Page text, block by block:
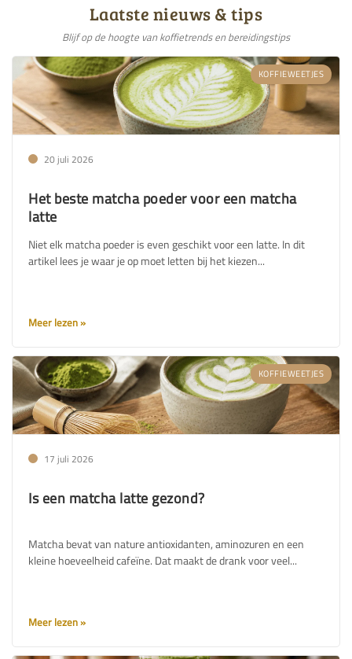
Laatste nieuws & tips
Blijf op de hoogte van koffietrends en bereidingstips
KOFFIEWEETJES
20 juli 2026
Het beste matcha poeder voor een matcha
latte
Niet elk matcha poeder is even geschikt voor een latte. In dit
artikel lees je waar je op moet letten bij het kiezen...
Meer lezen
KOFFIEWEETJES
17 juli 2026
Is een matcha latte gezond?
Matcha bevat van nature antioxidanten, aminozuren en een
kleine hoeveelheid cafeïne. Dat maakt de drank voor veel...
Meer lezen